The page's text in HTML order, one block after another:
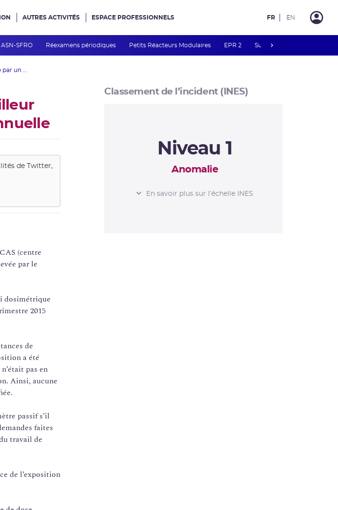
ASN-SFRO Réexamens périodiques Petits Réacteurs Modulaires EPR 2 Surveillance des PFAS
AUTRES ACTIVITÉS ESPACE PROFESSIONNELS FR EN
un ...
de
Twitter,
(centre
par le
dosimétrique
2015
de
a été
pas en
Ainsi, aucune
passif s’il
faites
travail de
de l’exposition
Classement de l’incident (INES)
Niveau 1
Anomalie
L’ÉCHELLE INES
En savoir plus sur l’échelle INES